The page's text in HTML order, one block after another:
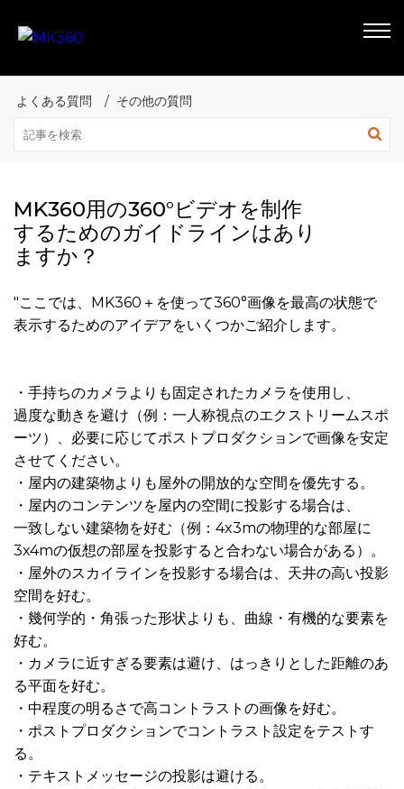
よくある質問 その他の質問
MK360用の360°ビデオを制作
するためのガイドラインはあり
ますか？
"ここでは、MK360＋を使って360°画像を最高の状態で
表示するためのアイデアをいくつかご紹介します。
・手持ちのカメラよりも固定されたカメラを使用し、
過度な動きを避け（例：一人称視点のエクストリームスポ
ーツ）、必要に応じてポストプロダクションで画像を安定
させてください。
・屋内の建築物よりも屋外の開放的な空間を優先する。
・屋内のコンテンツを屋内の空間に投影する場合は、
一致しない建築物を好む（例：4x3mの物理的な部屋に
3x4mの仮想の部屋を投影すると合わない場合がある）。
・屋外のスカイラインを投影する場合は、天井の高い投影
空間を好む。
・幾何学的・角張った形状よりも、曲線・有機的な要素を
好む。
・カメラに近すぎる要素は避け、はっきりとした距離のあ
る平面を好む。
・中程度の明るさで高コントラストの画像を好む。
・ポストプロダクションでコントラスト設定をテストす
る。
・テキストメッセージの投影は避ける。